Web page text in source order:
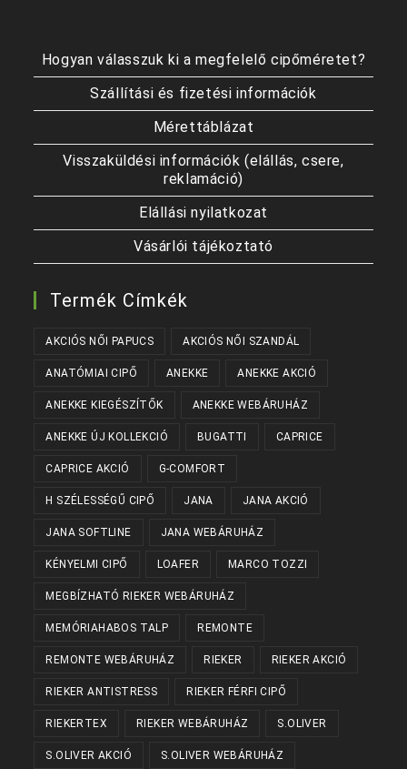
Hogyan válasszuk ki a megfelelő cipőméretet?
Szállítási és fizetési információk
Mérettáblázat
Visszaküldési információk (elállás, csere,
reklamáció)
Elállási nyilatkozat
Vásárlói tájékoztató
Termék Címkék
AKCIÓS NŐI PAPUCS AKCIÓS NŐI SZANDÁL
ANATÓMIAI CIPŐ ANEKKE ANEKKE AKCIÓ
ANEKKE KIEGÉSZÍTŐK ANEKKE WEBÁRUHÁZ
ANEKKE ÚJ KOLLEKCIÓ BUGATTI CAPRICE
CAPRICE AKCIÓ G-COMFORT
H SZÉLESSÉGŰ CIPŐ JANA JANA AKCIÓ
JANA SOFTLINE JANA WEBÁRUHÁZ
KÉNYELMI CIPŐ LOAFER MARCO TOZZI
MEGBÍZHATÓ RIEKER WEBÁRUHÁZ
MEMÓRIAHABOS TALP REMONTE
REMONTE WEBÁRUHÁZ RIEKER RIEKER AKCIÓ
RIEKER ANTISTRESS RIEKER FÉRFI CIPŐ
RIEKERTEX RIEKER WEBÁRUHÁZ S.OLIVER
S.OLIVER AKCIÓ S.OLIVER WEBÁRUHÁZ